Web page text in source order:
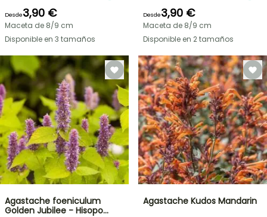
Desde3,90 €
Maceta de 8/9 cm
Disponible en 3 tamaños
Desde3,90 €
Maceta de 8/9 cm
Disponible en 2 tamaños
Agastache foeniculum
Golden Jubilee - Hisopo…
Agastache Kudos Mandarin